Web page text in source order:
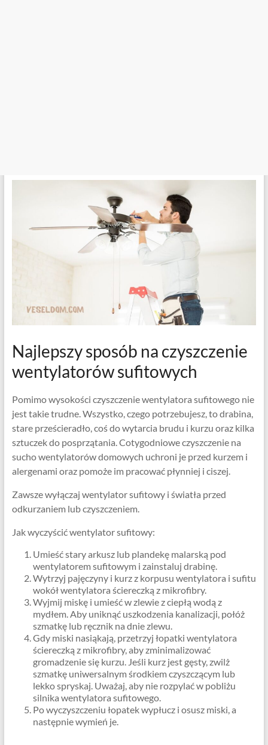
Najlepszy sposób na czyszczenie
wentylatorów sufitowych
Pomimo wysokości czyszczenie wentylatora sufitowego nie
jest takie trudne. Wszystko, czego potrzebujesz, to drabina,
stare prześcieradło, coś do wytarcia brudu i kurzu oraz kilka
sztuczek do posprzątania. Cotygodniowe czyszczenie na
sucho wentylatorów domowych uchroni je przed kurzem i
alergenami oraz pomoże im pracować płynniej i ciszej.
Zawsze wyłączaj wentylator sufitowy i światła przed
odkurzaniem lub czyszczeniem.
Jak wyczyścić wentylator sufitowy:
Umieść stary arkusz lub plandekę malarską pod
wentylatorem sufitowym i zainstaluj drabinę.
Wytrzyj pajęczyny i kurz z korpusu wentylatora i sufitu
wokół wentylatora ściereczką z mikrofibry.
Wyjmij miskę i umieść w zlewie z ciepłą wodą z
mydłem. Aby uniknąć uszkodzenia kanalizacji, połóż
szmatkę lub ręcznik na dnie zlewu.
Gdy miski nasiąkają, przetrzyj łopatki wentylatora
ściereczką z mikrofibry, aby zminimalizować
gromadzenie się kurzu. Jeśli kurz jest gęsty, zwilż
szmatkę uniwersalnym środkiem czyszczącym lub
lekko spryskaj. Uważaj, aby nie rozpylać w pobliżu
silnika wentylatora sufitowego.
Po wyczyszczeniu łopatek wypłucz i osusz miski, a
następnie wymień je.